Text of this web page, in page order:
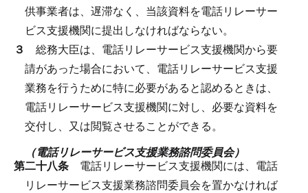
供事業者は、遅滞なく、当該資料を電話リレーサー
ビス支援機関に提出しなければならない。
３ 総務大臣は、電話リレーサービス支援機関から要
請があった場合において、電話リレーサービス支援
業務を行うために特に必要があると認めるときは、
電話リレーサービス支援機関に対し、必要な資料を
交付し、又は閲覧させることができる。
（電話リレーサービス支援業務諮問委員会）
第二十八条 電話リレーサービス支援機関には、電話
リレーサービス支援業務諮問委員会を置かなければ